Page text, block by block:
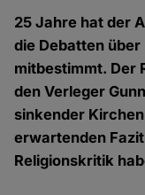
25 Jahre hat der
die Debatten über
mitbestimmt. Der
den Verleger
sinkender
erwartenden
Religionskritik